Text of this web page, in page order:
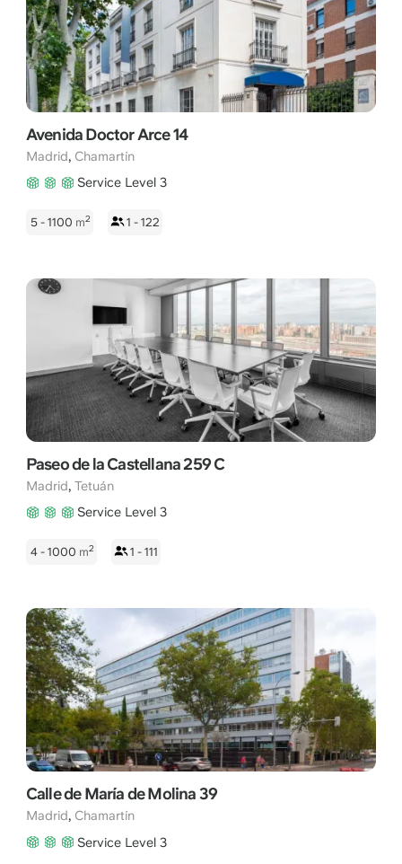
Avenida Doctor Arce 14
Madrid, Chamartín
Service Level 3
5 - 1100 m2 1 - 122
Paseo de la Castellana 259 C
Madrid, Tetuán
Service Level 3
4 - 1000 m2 1 - 111
Calle de María de Molina 39
Madrid, Chamartín
Service Level 3